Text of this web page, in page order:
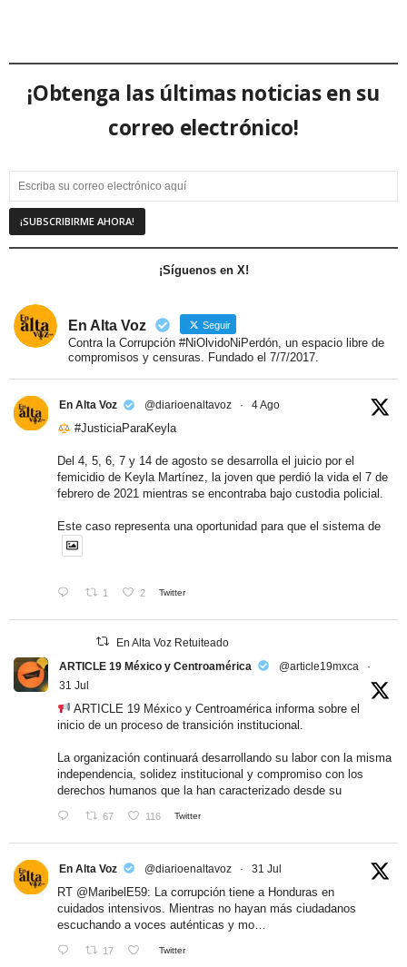
¡Obtenga las últimas noticias en su
correo electrónico!
¡Síguenos en X!
En Alta Voz Seguir
Contra la Corrupción #NiOlvidoNiPerdón, un espacio libre de
compromisos y censuras. Fundado el 7/7/2017.
En Alta Voz @diarioenaltavoz · 4 Ago
#JusticiaParaKeyla
Del 4, 5, 6, 7 y 14 de agosto se desarrolla el juicio por el
femicidio de Keyla Martínez, la joven que perdió la vida el 7 de
febrero de 2021 mientras se encontraba bajo custodia policial.
Este caso representa una oportunidad para que el sistema de
1 2 Twitter
En Alta Voz Retuiteado
ARTICLE 19 México y Centroamérica
@article19mxca
·
31 Jul
ARTICLE 19 México y Centroamérica informa sobre el
inicio de un proceso de transición institucional.
La organización continuará desarrollando su labor con la misma
independencia, solidez institucional y compromiso con los
derechos humanos que la han caracterizado desde su
67 116 Twitter
En Alta Voz @diarioenaltavoz · 31 Jul
RT @MaribelE59: La corrupción tiene a Honduras en
cuidados intensivos. Mientras no hayan más ciudadanos
escuchando a voces auténticas y mo…
17 Twitter